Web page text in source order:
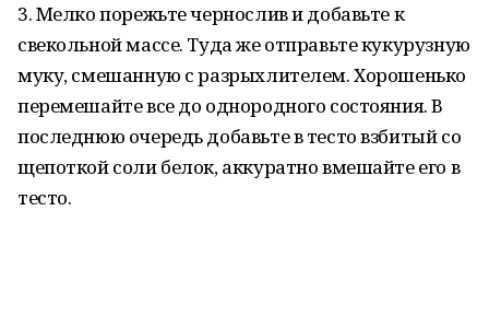
3. Мелко порежьте чернослив и добавьте к
свекольной массе. Туда же отправьте кукурузную
муку, смешанную с разрыхлителем. Хорошенько
перемешайте все до однородного состояния. В
последнюю очередь добавьте в тесто взбитый со
щепоткой соли белок, аккуратно вмешайте его в
тесто.